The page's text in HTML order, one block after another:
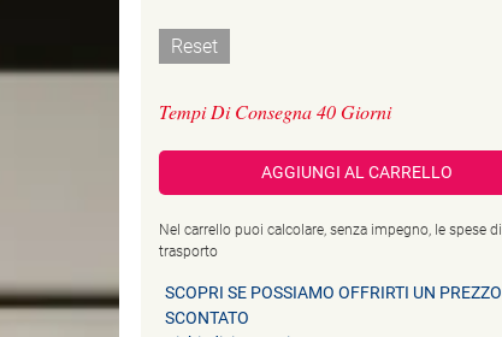
Reset
Tempi Di Consegna 40 Giorni
AGGIUNGI AL CARRELLO
Nel carrello puoi calcolare, senza impegno, le spese di
trasporto
SCOPRI SE POSSIAMO OFFRIRTI UN PREZZO
SCONTATO